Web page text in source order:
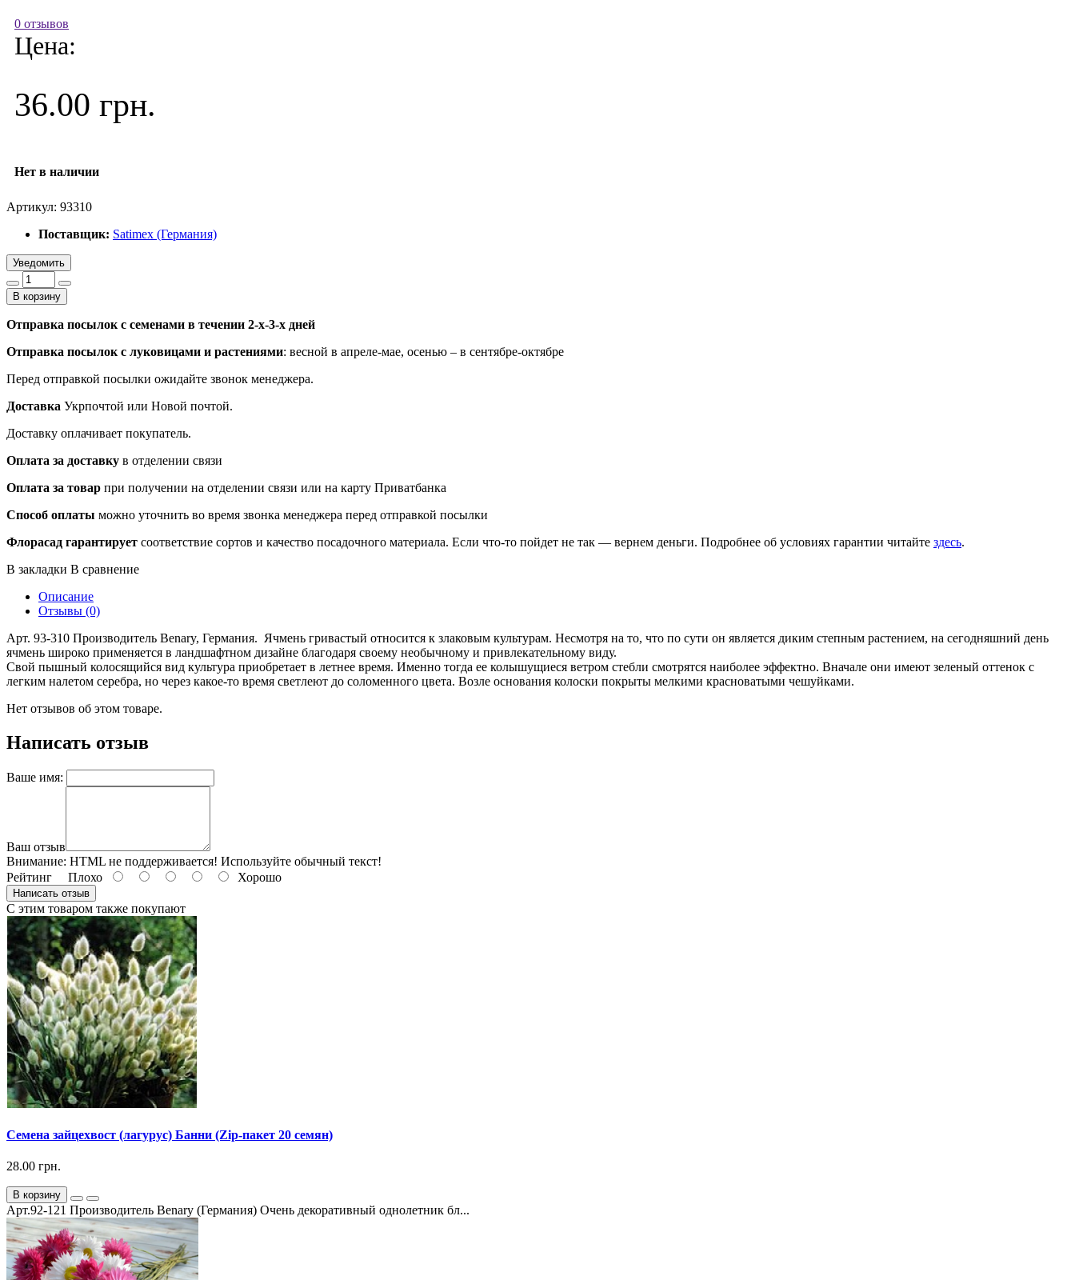
0 отзывов
Цена:
36.00 грн.
Нет в наличии
Артикул: 93310
Поставщик: Satimex (Германия)
Уведомить
В корзину
Отправка посылок с семенами в течении 2-х-3-х дней
Отправка посылок с луковицами и растениями: весной в апреле-мае, осенью – в сентябре-октябре
Перед отправкой посылки ожидайте звонок менеджера.
Доставка Укрпочтой или Новой почтой.
Доставку оплачивает покупатель.
Оплата за доставку в отделении связи
Оплата за товар при получении на отделении связи или на карту Приватбанка
Способ оплаты можно уточнить во время звонка менеджера перед отправкой посылки
Флорасад гарантирует соответствие сортов и качество посадочного материала. Если что-то пойдет не так — вернем деньги. Подробнее об условиях гарантии читайте здесь.
В закладки В сравнение
Описание
Отзывы (0)
Арт. 93-310 Производитель Benary, Германия. Ячмень гривастый относится к злаковым культурам. Несмотря на то, что по сути он является диким степным растением, на сегодняшний день
ячмень широко применяется в ландшафтном дизайне благодаря своему необычному и привлекательному виду.
Свой пышный колосящийся вид культура приобретает в летнее время. Именно тогда ее колышущиеся ветром стебли смотрятся наиболее эффектно. Вначале они имеют зеленый оттенок с
легким налетом серебра, но через какое-то время светлеют до соломенного цвета. Возле основания колоски покрыты мелкими красноватыми чешуйками.
Нет отзывов об этом товаре.
Написать отзыв
Ваше имя:
Ваш отзыв
Внимание: HTML не поддерживается! Используйте обычный текст!
Рейтинг Плохо Хорошо
Написать отзыв
С этим товаром также покупают
Семена зайцехвост (лагурус) Банни (Zip-пакет 20 семян)
28.00 грн.
В корзину
Арт.92-121 Производитель Benary (Германия) Очень декоративный однолетник бл...